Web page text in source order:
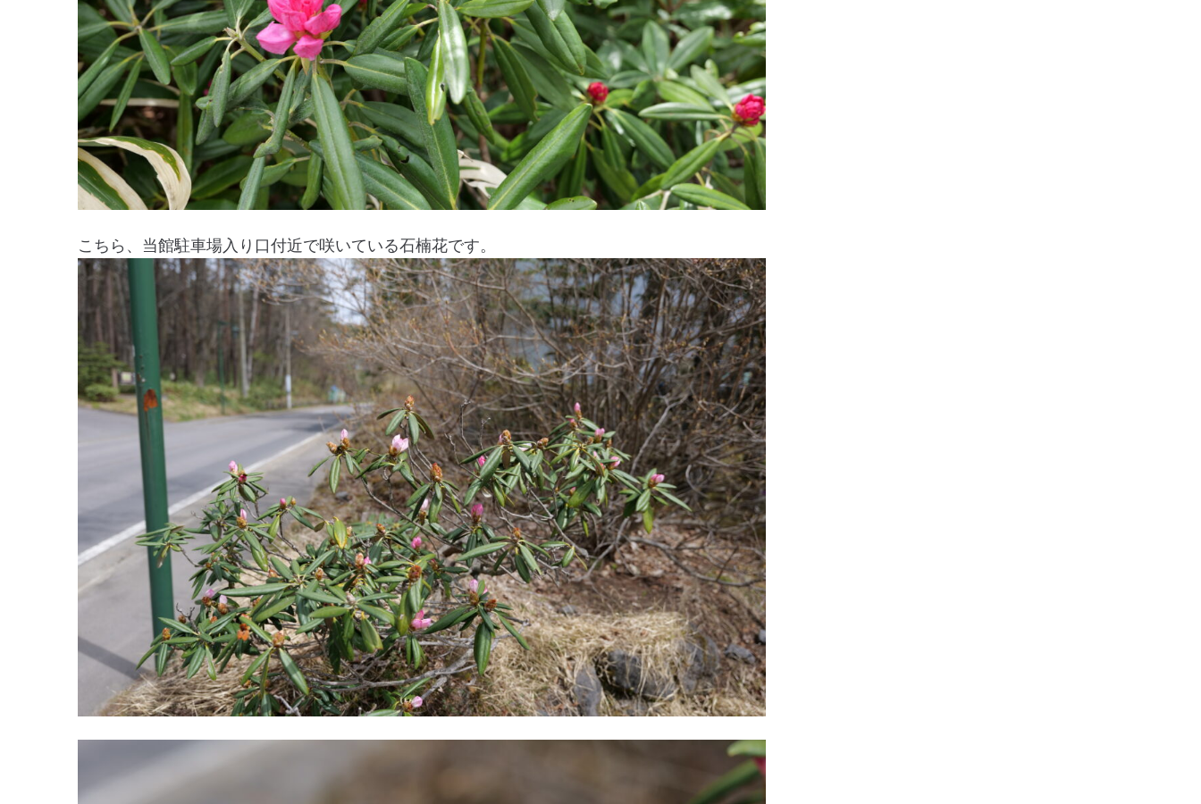
こちら、当館駐車場入り口付近で咲いている石楠花です。